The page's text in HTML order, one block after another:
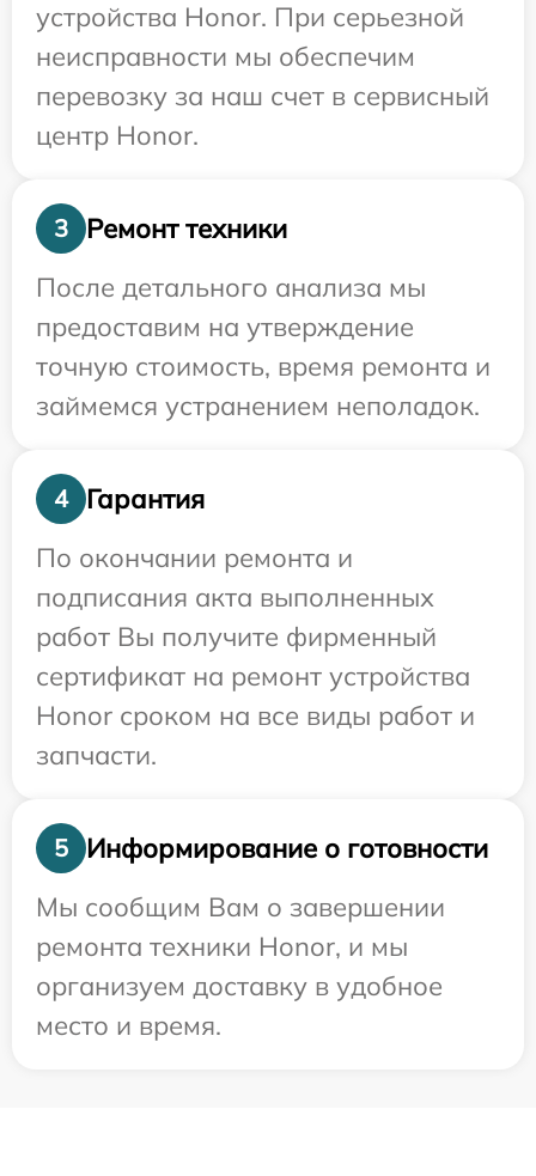
устройства Honor. При серьезной
неисправности мы обеспечим
перевозку за наш счет в сервисный
центр Honor.
3
Ремонт техники
После детального анализа мы
предоставим на утверждение
точную стоимость, время ремонта и
займемся устранением неполадок.
4
Гарантия
По окончании ремонта и
подписания акта выполненных
работ Вы получите фирменный
сертификат на ремонт устройства
Honor сроком на все виды работ и
запчасти.
5
Информирование о готовности
Мы сообщим Вам о завершении
ремонта техники Honor, и мы
организуем доставку в удобное
место и время.